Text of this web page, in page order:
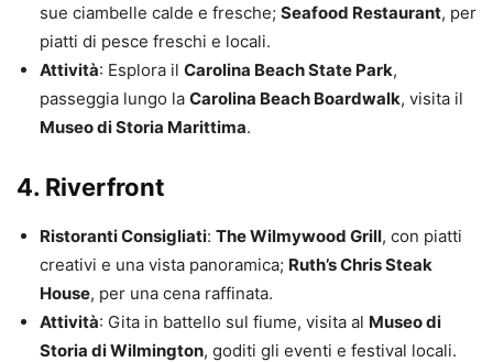
sue ciambelle calde e fresche; Seafood Restaurant, per
piatti di pesce freschi e locali.
Attività: Esplora il Carolina Beach State Park,
passeggia lungo la Carolina Beach Boardwalk, visita il
Museo di Storia Marittima.
4. Riverfront
Ristoranti Consigliati: The Wilmywood Grill, con piatti
creativi e una vista panoramica; Ruth’s Chris Steak
House, per una cena raffinata.
Attività: Gita in battello sul fiume, visita al Museo di
Storia di Wilmington, goditi gli eventi e festival locali.